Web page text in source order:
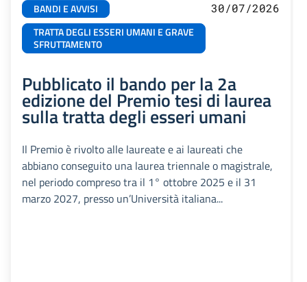
BANDI E AVVISI
TRATTA DEGLI ESSERI UMANI E GRAVE
SFRUTTAMENTO
30/07/2026
Pubblicato il bando per la 2a
edizione del Premio tesi di laurea
sulla tratta degli esseri umani
Il Premio è rivolto alle laureate e ai laureati che
abbiano conseguito una laurea triennale o magistrale,
nel periodo compreso tra il 1° ottobre 2025 e il 31
marzo 2027, presso un’Università italiana...